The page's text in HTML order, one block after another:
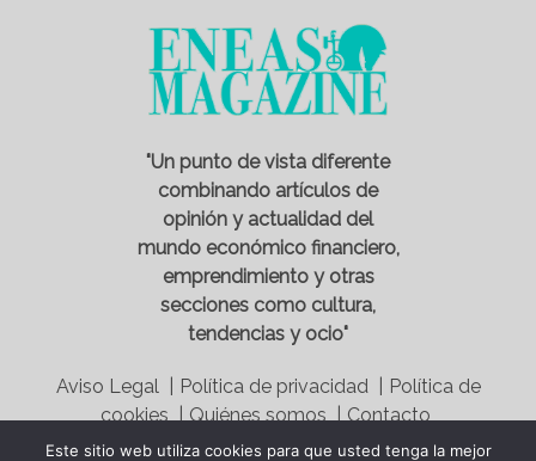
"Un punto de vista diferente
combinando artículos de
opinión y actualidad del
mundo económico financiero,
emprendimiento y otras
secciones como cultura,
tendencias y ocio"
Aviso Legal | Política de privacidad |
Política de
cookies |
Quiénes somos | Contacto
Este sitio web utiliza cookies para que usted tenga la mejor